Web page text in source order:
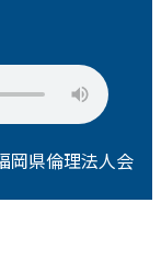
県倫理法人会